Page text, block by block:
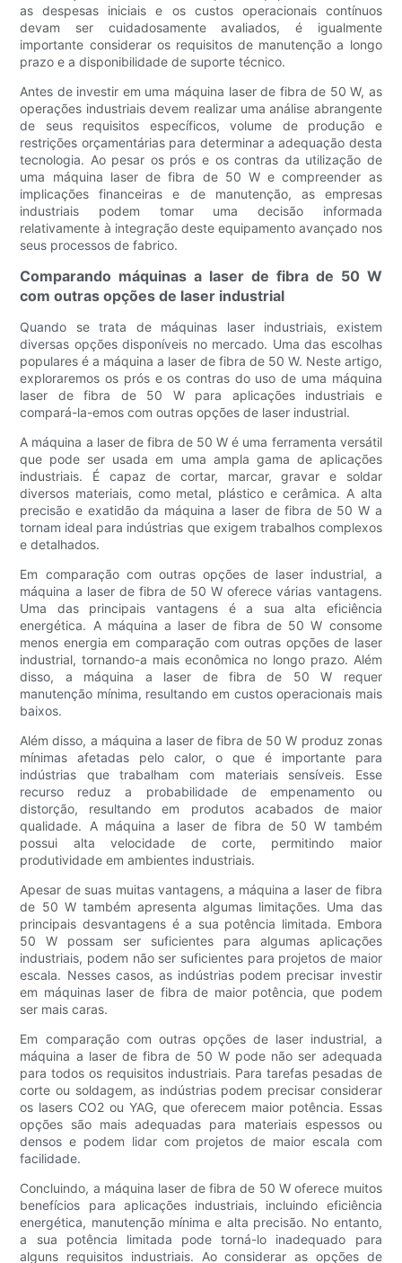
as despesas iniciais e os custos operacionais contínuos
devam ser cuidadosamente avaliados, é igualmente
importante considerar os requisitos de manutenção a longo
prazo e a disponibilidade de suporte técnico.
Antes de investir em uma máquina laser de fibra de 50 W, as
operações industriais devem realizar uma análise abrangente
de seus requisitos específicos, volume de produção e
restrições orçamentárias para determinar a adequação desta
tecnologia. Ao pesar os prós e os contras da utilização de
uma máquina laser de fibra de 50 W e compreender as
implicações financeiras e de manutenção, as empresas
industriais podem tomar uma decisão informada
relativamente à integração deste equipamento avançado nos
seus processos de fabrico.
Comparando máquinas a laser de fibra de 50 W
com outras opções de laser industrial
Quando se trata de máquinas laser industriais, existem
diversas opções disponíveis no mercado. Uma das escolhas
populares é a máquina a laser de fibra de 50 W. Neste artigo,
exploraremos os prós e os contras do uso de uma máquina
laser de fibra de 50 W para aplicações industriais e
compará-la-emos com outras opções de laser industrial.
A máquina a laser de fibra de 50 W é uma ferramenta versátil
que pode ser usada em uma ampla gama de aplicações
industriais. É capaz de cortar, marcar, gravar e soldar
diversos materiais, como metal, plástico e cerâmica. A alta
precisão e exatidão da máquina a laser de fibra de 50 W a
tornam ideal para indústrias que exigem trabalhos complexos
e detalhados.
Em comparação com outras opções de laser industrial, a
máquina a laser de fibra de 50 W oferece várias vantagens.
Uma das principais vantagens é a sua alta eficiência
energética. A máquina a laser de fibra de 50 W consome
menos energia em comparação com outras opções de laser
industrial, tornando-a mais econômica no longo prazo. Além
disso, a máquina a laser de fibra de 50 W requer
manutenção mínima, resultando em custos operacionais mais
baixos.
Além disso, a máquina a laser de fibra de 50 W produz zonas
mínimas afetadas pelo calor, o que é importante para
indústrias que trabalham com materiais sensíveis. Esse
recurso reduz a probabilidade de empenamento ou
distorção, resultando em produtos acabados de maior
qualidade. A máquina a laser de fibra de 50 W também
possui alta velocidade de corte, permitindo maior
produtividade em ambientes industriais.
Apesar de suas muitas vantagens, a máquina a laser de fibra
de 50 W também apresenta algumas limitações. Uma das
principais desvantagens é a sua potência limitada. Embora
50 W possam ser suficientes para algumas aplicações
industriais, podem não ser suficientes para projetos de maior
escala. Nesses casos, as indústrias podem precisar investir
em máquinas laser de fibra de maior potência, que podem
ser mais caras.
Em comparação com outras opções de laser industrial, a
máquina a laser de fibra de 50 W pode não ser adequada
para todos os requisitos industriais. Para tarefas pesadas de
corte ou soldagem, as indústrias podem precisar considerar
os lasers CO2 ou YAG, que oferecem maior potência. Essas
opções são mais adequadas para materiais espessos ou
densos e podem lidar com projetos de maior escala com
facilidade.
Concluindo, a máquina laser de fibra de 50 W oferece muitos
benefícios para aplicações industriais, incluindo eficiência
energética, manutenção mínima e alta precisão. No entanto,
a sua potência limitada pode torná-lo inadequado para
alguns requisitos industriais. Ao considerar as opções de